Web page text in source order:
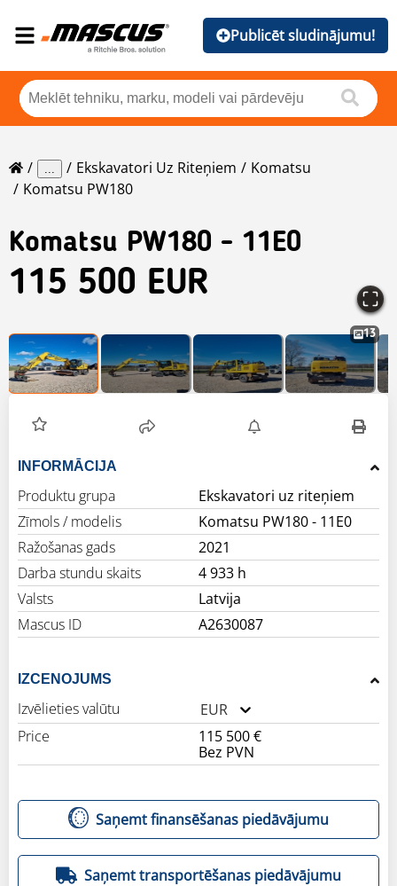
Publicēt sludinājumu!
... Ekskavatori Uz Riteņiem
Komatsu
Komatsu PW180
Komatsu PW180 - 11E0
115 500 EUR
13
INFORMĀCIJA
Produktu grupa
Ekskavatori uz riteņiem
Zīmols / modelis
Komatsu PW180 - 11E0
Ražošanas gads
2021
Darba stundu skaits
4 933 h
Valsts
Latvija
Mascus ID
A2630087
IZCENOJUMS
Izvēlieties valūtu
EUR
Price
115 500 €
Bez PVN
Saņemt finansēšanas piedāvājumu
Saņemt transportēšanas piedāvājumu